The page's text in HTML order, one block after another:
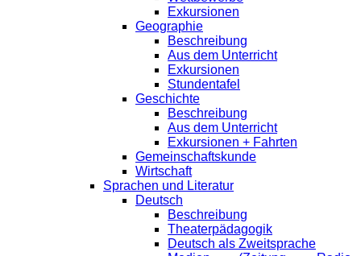
Exkursionen
Geographie
Beschreibung
Aus dem Unterricht
Exkursionen
Stundentafel
Geschichte
Beschreibung
Aus dem Unterricht
Exkursionen + Fahrten
Gemeinschaftskunde
Wirtschaft
Sprachen und Literatur
Deutsch
Beschreibung
Theaterpädagogik
Deutsch als Zweitsprache